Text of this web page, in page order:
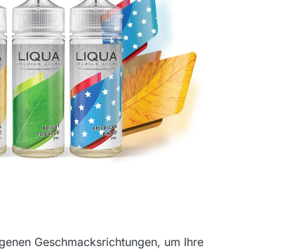
Geschmacksrichtungen, um Ihre